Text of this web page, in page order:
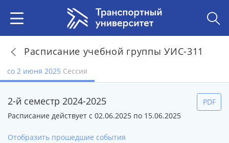
Расписание учебной группы УИС-311
со 2 июня 2025 Сессия
2-й семестр 2024-2025
Расписание действует с 02.06.2025 по 15.06.2025
PDF
Отобразить прошедшие события